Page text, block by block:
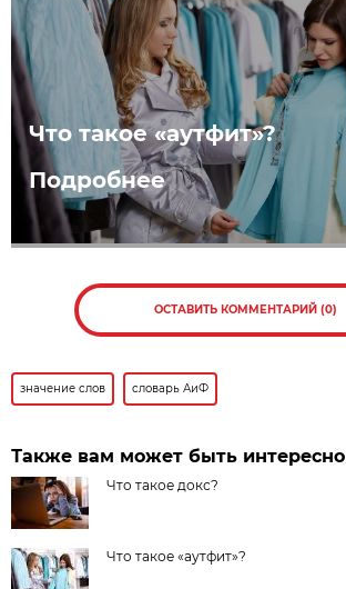
Что такое «аутфит»?
Подробнее
ОСТАВИТЬ КОММЕНТАРИЙ (0)
значение слов словарь АиФ
Также вам может быть интересно
Что такое докс?
Что такое «аутфит»?